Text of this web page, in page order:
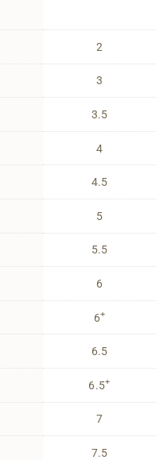
2
3
3.5
4
4.5
5
5.5
6
6+
6.5
6.5+
7
7.5